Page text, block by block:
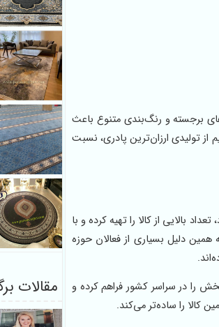
طرح‌های برجسته و رنگ‌بندی متنوع باعث
از تولیدی ارزان‌ترین پادری، نسبت
بالایی از کالا را تهیه کرده و با
همین دلیل بسیاری از فعالان حوزه
را در سراسر کشور فراهم کرده و
کالا را ساده‌تر می‌کند.
مقالات